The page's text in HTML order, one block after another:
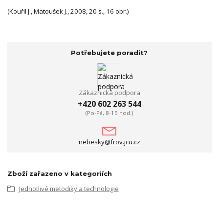
(Kouřil J., Matoušek J., 2008, 20 s., 16 obr.)
Potřebujete poradit?
Zákaznická podpora
+420 602 263 544
(Po-Pá, 8-15 hod.)
nebesky@frov.jcu.cz
Zboží zařazeno v kategoriích
Jednotlivé metodiky a technologie